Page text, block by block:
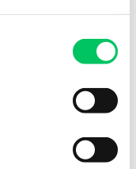
custoditi in un
a chiedercelo!